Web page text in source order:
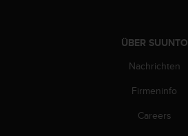
ÜBER SUUNTO
Nachrichten
Firmeninfo
Careers